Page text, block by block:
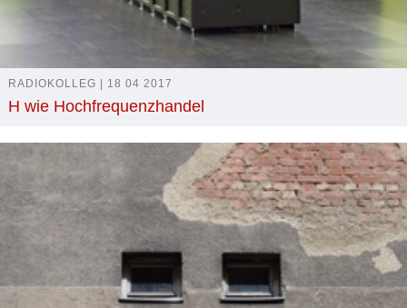
RADIOKOLLEG | 18 04 2017
H wie Hochfrequenzhandel